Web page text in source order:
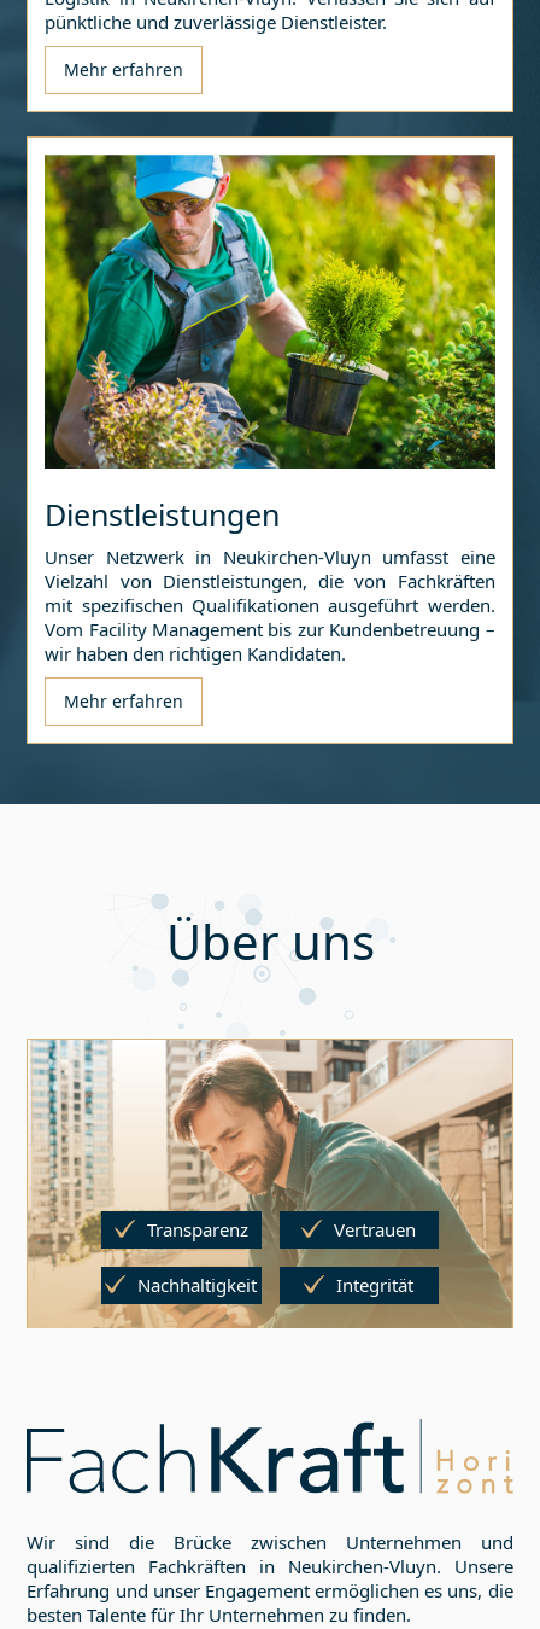
pünktliche und zuverlässige Dienstleister.
Mehr erfahren
Dienstleistungen
Unser Netzwerk in Neukirchen-Vluyn umfasst eine
Vielzahl von Dienstleistungen, die von Fachkräften
mit spezifischen Qualifikationen ausgeführt werden.
Vom Facility Management bis zur Kundenbetreuung –
wir haben den richtigen Kandidaten.
Mehr erfahren
Über uns
Wir sind die Brücke zwischen Unternehmen und
qualifizierten Fachkräften in Neukirchen-Vluyn. Unsere
Erfahrung und unser Engagement ermöglichen es uns, die
besten Talente für Ihr Unternehmen zu finden.
Transparenz Vertrauen
Nachhaltigkeit Integrität